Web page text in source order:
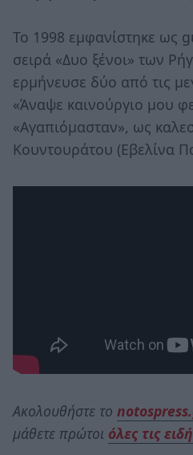
Το 1998 εμφανίστηκε ως
σειρά «Δυο ξένοι» των
ερμήνευσε δύο από τις
«Άναψε καινούργιο μου
«Αγαπιόμασταν», ως
Κουντουράτου (Εβελίνα
Ακολουθήστε το
μάθετε πρώτοι όλες τις